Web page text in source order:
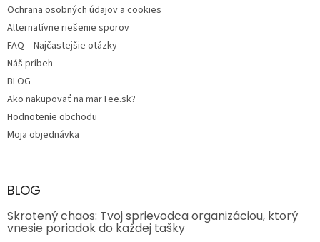
Ochrana osobných údajov a cookies
Alternatívne riešenie sporov
FAQ – Najčastejšie otázky
Náš príbeh
BLOG
Ako nakupovať na marTee.sk?
Hodnotenie obchodu
Moja objednávka
BLOG
Skrotený chaos: Tvoj sprievodca organizáciou, ktorý
vnesie poriadok do každej tašky